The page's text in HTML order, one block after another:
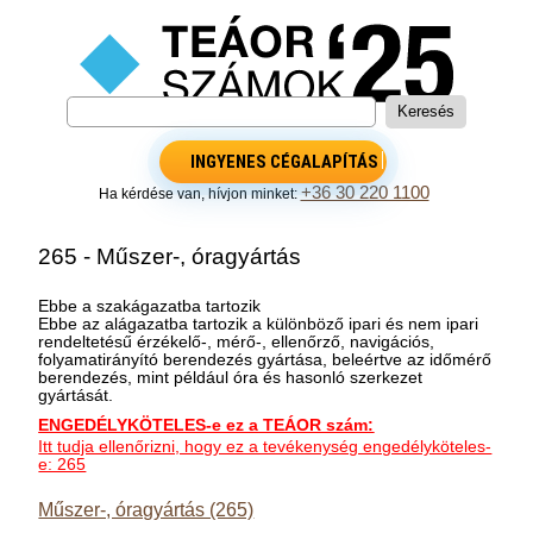
INGYENES CÉGALAPÍTÁS
Ha kérdése van, hívjon minket:+36 30 220 1100
265 - Műszer-, óragyártás
Ebbe a szakágazatba tartozik
Ebbe az alágazatba tartozik a különböző ipari és nem ipari
rendeltetésű érzékelő-, mérő-, ellenőrző, navigációs,
folyamatirányító berendezés gyártása, beleértve az időmérő
berendezés, mint például óra és hasonló szerkezet
gyártását.
ENGEDÉLYKÖTELES-e ez a TEÁOR szám:
Itt tudja ellenőrizni, hogy ez a tevékenység engedélyköteles-
e: 265
Műszer-, óragyártás (265)